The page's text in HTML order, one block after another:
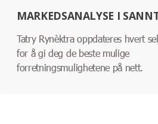
MARKEDSANALYSE I
Tatry Rynèktra oppdateres hvert
for å gi deg de beste mulige
forretningsmulighetene på nett.